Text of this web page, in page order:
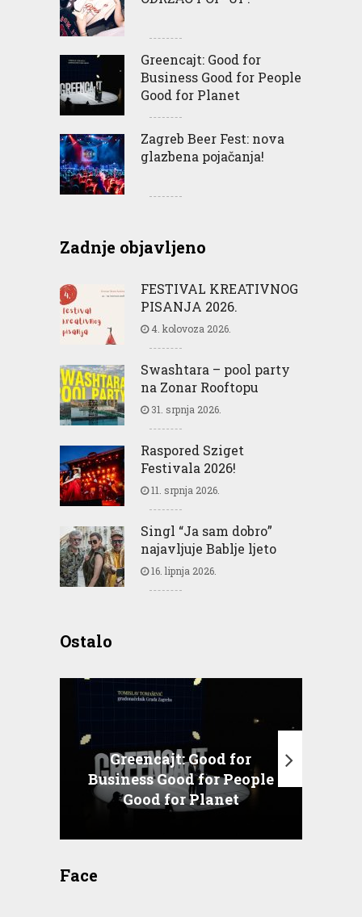
Greencajt: Good for
Business Good for People
Good for Planet
Zagreb Beer Fest: nova
glazbena pojačanja!
Zadnje objavljeno
FESTIVAL KREATIVNOG
PISANJA 2026.
4. kolovoza 2026.
Swashtara – pool party
na Zonar Rooftopu
31. srpnja 2026.
Raspored Sziget
Festivala 2026!
11. srpnja 2026.
Singl “Ja sam dobro”
najavljuje Bablje ljeto
16. lipnja 2026.
Ostalo
Greencajt: Good for
Business Good for People
Good for Planet
Face